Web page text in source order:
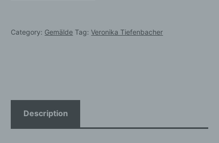
im
quantity
Category: Gemälde Tag:Veronika Tiefenbacher
Description